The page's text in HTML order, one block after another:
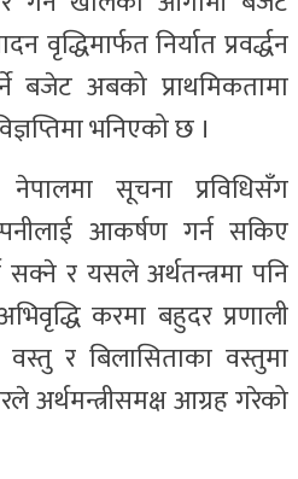
निर्यात प्रवर्द्धन
बजेट अबको प्राथमिकतामा
भनिएको छ ।
सूचना प्रविधिसँग
आकर्षण गर्न सकिए
सक्ने र यसले अर्थतन्त्रमा पनि
करमा बहुदर प्रणाली
र बिलासिताका वस्तुमा
अर्थमन्त्रीसमक्ष आग्रह गरेको